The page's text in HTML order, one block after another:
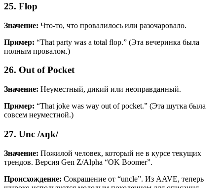
25. Flop
Значение: Что-то, что провалилось или разочаровало.
Пример: “That party was a total flop.” (Эта вечеринка была
полным провалом.)
26. Out of Pocket
Значение: Неуместный, дикий или неоправданный.
Пример: “That joke was way out of pocket.” (Эта шутка была
совсем неуместной.)
27. Unc /ʌŋk/
Значение: Пожилой человек, который не в курсе текущих
трендов. Версия Gen Z/Alpha “OK Boomer”.
Происхождение: Сокращение от “uncle”. Из AAVE, теперь